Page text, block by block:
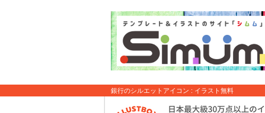
銀行のシルエットアイコン : イラスト無料